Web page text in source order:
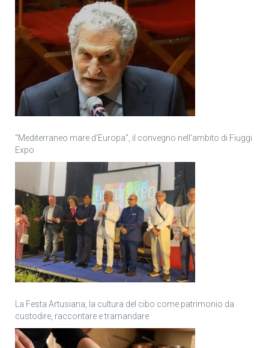
“Mediterraneo mare d’Europa”, il convegno nell’ambito di Fiuggi
Expo
La Festa Artusiana, la cultura del cibo come patrimonio da
custodire, raccontare e tramandare